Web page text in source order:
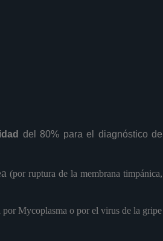
del 80% para el diagnóstico de
(por ruptura de la membrana timpánica,
Mycoplasma o por el virus de la gripe